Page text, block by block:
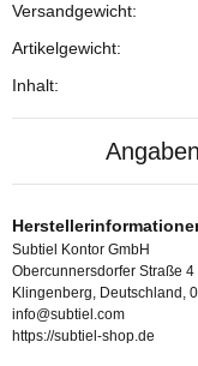
Versandgewicht:
Artikelgewicht:
Inhalt:
Subtiel Kontor GmbH
Obercunnersdorfer Straße 4
Klingenberg, Deutschland,
info@subtiel.com
https://subtiel-shop.de